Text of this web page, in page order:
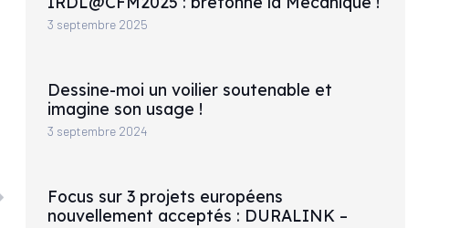
3 septembre 2025
Dessine-moi un voilier soutenable et
imagine son usage !
3 septembre 2024
Focus sur 3 projets européens
nouvellement acceptés : DURALINK –